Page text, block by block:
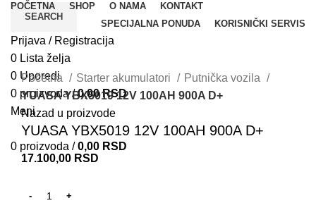
SEARCH
Prijava / Registracija
0 Lista želja
0 Uporedi
0 proizvoda / 0,00RSD
Meni
0 proizvoda / 0,00 RSD
POČETNA SHOP O NAMA
KONTAKT
SPECIJALNA PONUDA
KORISNIČKI SERVIS
Klik za uvećanje
Početna
Starter akumulatori
Putnička vozila
YUASA YBX5019 12V 100AH 900A D+
Nazad u proizvode
YUASA YBX5019 12V 100AH 900A D+
17.100,00 RSD